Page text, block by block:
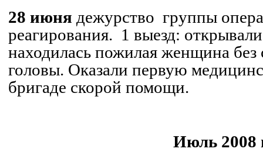
28 июня дежурство группы
реагирования. 1 выезд:
находилась пожилая женщина без
головы. Оказали первую
бригаде скорой помощи.
Июль 2008